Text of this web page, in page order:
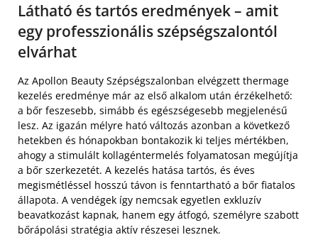
Látható és tartós eredmények – amit
egy professzionális szépségszalontól
elvárhat
Az Apollon Beauty Szépségszalonban elvégzett thermage
kezelés eredménye már az első alkalom után érzékelhető:
a bőr feszesebb, simább és egészségesebb megjelenésű
lesz. Az igazán mélyre ható változás azonban a következő
hetekben és hónapokban bontakozik ki teljes mértékben,
ahogy a stimulált kollagéntermelés folyamatosan megújítja
a bőr szerkezetét. A kezelés hatása tartós, és éves
megismétléssel hosszú távon is fenntartható a bőr fiatalos
állapota. A vendégek így nemcsak egyetlen exkluzív
beavatkozást kapnak, hanem egy átfogó, személyre szabott
bőrápolási stratégia aktív részesei lesznek.